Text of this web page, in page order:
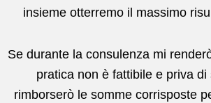
insieme otterremo il massimo
Se durante la consulenza mi
pratica non è fattibile e priva di
rimborserò le somme corrisposte